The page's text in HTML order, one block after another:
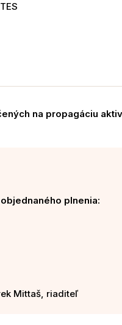
na propagáciu
plnenia:
Mittaš, riaditeľ